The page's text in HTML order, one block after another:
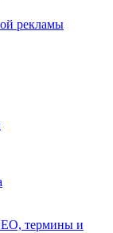
рекламы
термины и